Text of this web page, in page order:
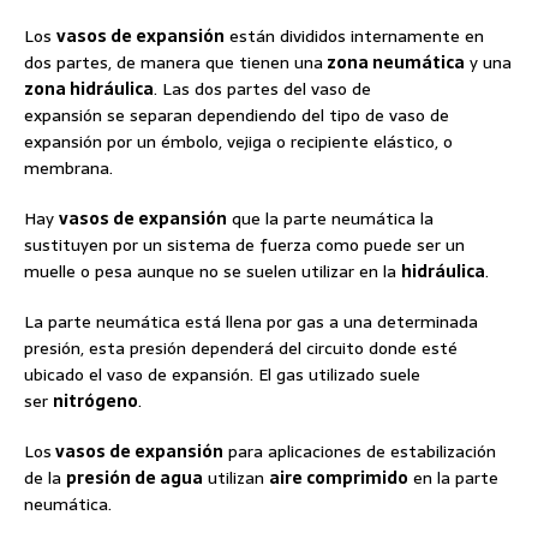
Los vasos de expansión están divididos internamente en
dos partes, de manera que tienen una zona neumática y una
zona hidráulica. Las dos partes del vaso de
expansión se separan dependiendo del tipo de vaso de
expansión por un émbolo, vejiga o recipiente elástico, o
membrana.
Hayvasos de expansión que la parte neumática la
sustituyen por un sistema de fuerza como puede ser un
muelle o pesa aunque no se suelen utilizar en la hidráulica.
La parte neumática está llena por gas a una determinada
presión, esta presión dependerá del circuito donde esté
ubicado el vaso de expansión. El gas utilizado suele
ser nitrógeno.
Losvasos de expansión para aplicaciones de estabilización
de la presión de agua utilizan aire comprimido en la parte
neumática.